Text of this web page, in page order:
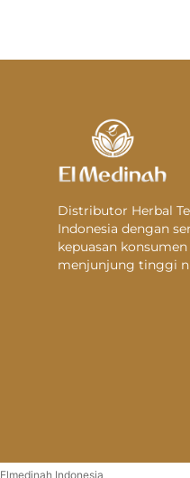
Distributor Herbal
Indonesia dengan
kepuasan
menjunjung tinggi
Elmedinah Indonesia